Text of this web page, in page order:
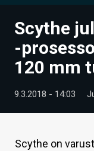
UUTISET
ARTIKKELIT
VIDEOT
TECHBBS
TIETOA
Scythe
-
120 mm
9.3.2018 - 14:03
Scythe on